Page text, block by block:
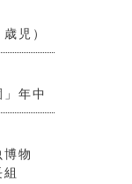
児）
年中
博物